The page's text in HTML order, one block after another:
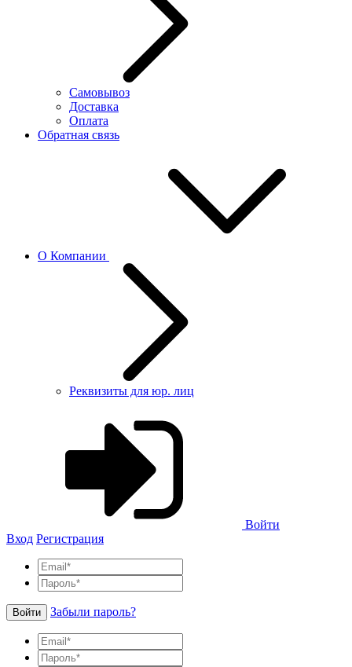
Самовывоз
Доставка
Оплата
Обратная связь
О Компании
Реквизиты для юр. лиц
Войти
Вход Регистрация
Войти Забыли пароль?